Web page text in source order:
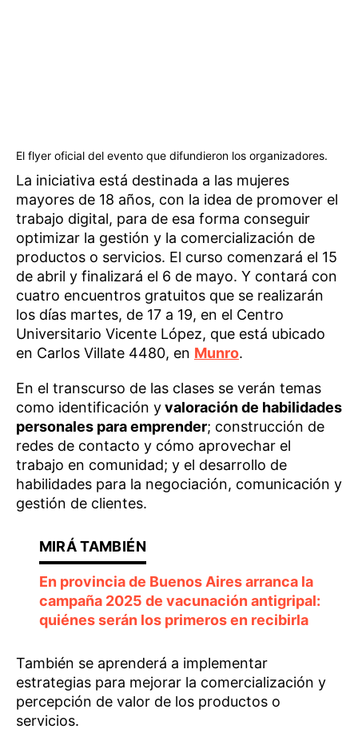
El flyer oficial del evento que difundieron los organizadores.
La iniciativa está destinada a las mujeres
mayores de 18 años, con la idea de promover el
trabajo digital, para de esa forma conseguir
optimizar la gestión y la comercialización de
productos o servicios. El curso comenzará el 15
de abril y finalizará el 6 de mayo. Y contará con
cuatro encuentros gratuitos que se realizarán
los días martes, de 17 a 19, en el Centro
Universitario Vicente López, que está ubicado
en Carlos Villate 4480, en Munro.
En el transcurso de las clases se verán temas
como identificación yvaloración de habilidades
personales para emprender; construcción de
redes de contacto y cómo aprovechar el
trabajo en comunidad; y el desarrollo de
habilidades para la negociación, comunicación y
gestión de clientes.
En provincia de Buenos Aires arranca la
campaña 2025 de vacunación antigripal:
quiénes serán los primeros en recibirla
También se aprenderá a implementar
estrategias para mejorar la comercialización y
percepción de valor de los productos o
servicios.